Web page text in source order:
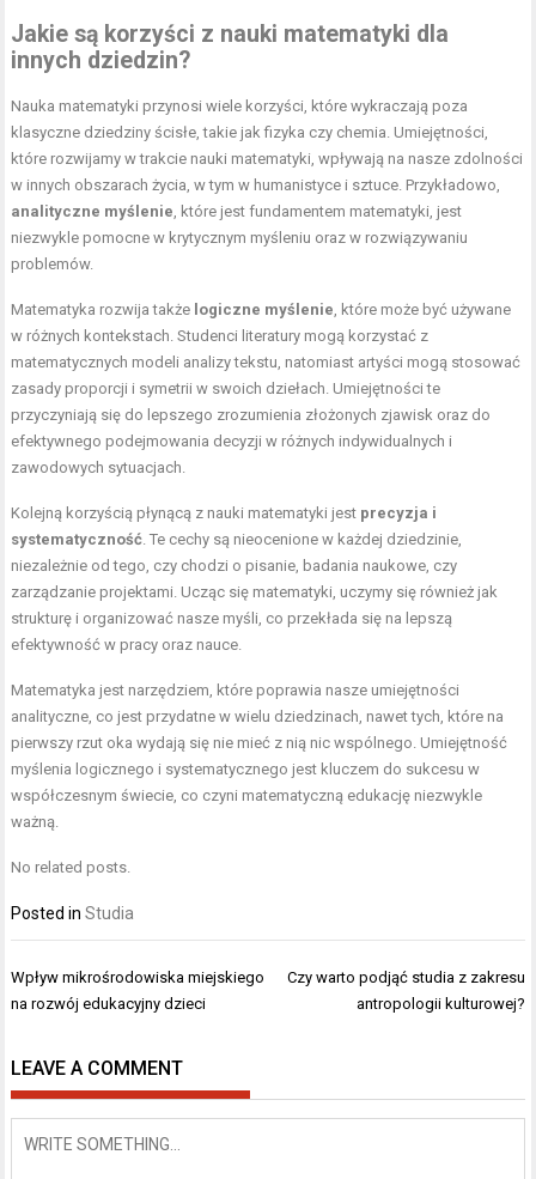
Jakie są korzyści z nauki matematyki dla
innych dziedzin?
Nauka matematyki przynosi wiele korzyści, które wykraczają poza
klasyczne dziedziny ścisłe, takie jak fizyka czy chemia. Umiejętności,
które rozwijamy w trakcie nauki matematyki, wpływają na nasze zdolności
w innych obszarach życia, w tym w humanistyce i sztuce. Przykładowo,
analityczne myślenie, które jest fundamentem matematyki, jest
niezwykle pomocne w krytycznym myśleniu oraz w rozwiązywaniu
problemów.
Matematyka rozwija także logiczne myślenie, które może być używane
w różnych kontekstach. Studenci literatury mogą korzystać z
matematycznych modeli analizy tekstu, natomiast artyści mogą stosować
zasady proporcji i symetrii w swoich dziełach. Umiejętności te
przyczyniają się do lepszego zrozumienia złożonych zjawisk oraz do
efektywnego podejmowania decyzji w różnych indywidualnych i
zawodowych sytuacjach.
Kolejną korzyścią płynącą z nauki matematyki jest precyzja i
systematyczność. Te cechy są nieocenione w każdej dziedzinie,
niezależnie od tego, czy chodzi o pisanie, badania naukowe, czy
zarządzanie projektami. Ucząc się matematyki, uczymy się również jak
strukturę i organizować nasze myśli, co przekłada się na lepszą
efektywność w pracy oraz nauce.
Matematyka jest narzędziem, które poprawia nasze umiejętności
analityczne, co jest przydatne w wielu dziedzinach, nawet tych, które na
pierwszy rzut oka wydają się nie mieć z nią nic wspólnego. Umiejętność
myślenia logicznego i systematycznego jest kluczem do sukcesu w
współczesnym świecie, co czyni matematyczną edukację niezwykle
ważną.
No related posts.
Posted inStudia
Nawigacja
wpisu
Wpływ mikrośrodowiska miejskiego
na rozwój edukacyjny dzieci
Czy warto podjąć studia z zakresu
antropologii kulturowej?
LEAVE A COMMENT